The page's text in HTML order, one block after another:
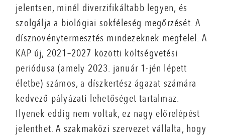
jelentsen, minél diverzifikáltabb legyen, és
szolgálja a biológiai sokféleség megőrzését. A
dísznövénytermesztés mindezeknek megfelel. A
KAP új, 2021–2027 közötti költségvetési
periódusa (amely 2023. január 1-jén lépett
életbe) számos, a díszkertész ágazat számára
kedvező pályázati lehetőséget tartalmaz.
Ilyenek eddig nem voltak, ez nagy előrelépést
jelenthet. A szakmaközi szervezet vállalta, hogy